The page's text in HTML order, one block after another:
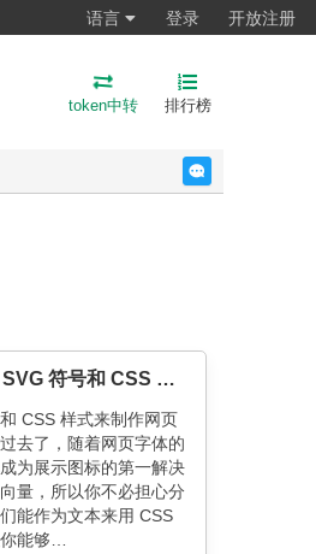
语言 登录 开放注册
token中转 排行榜
手把手教你用 SVG 符号和 CSS 变量做出彩色图标
CSS 样式来制作网页
去了，随着网页字体的
为展示图标的第一解决
量，所以你不必担心分
能作为文本来用 CSS
能够…